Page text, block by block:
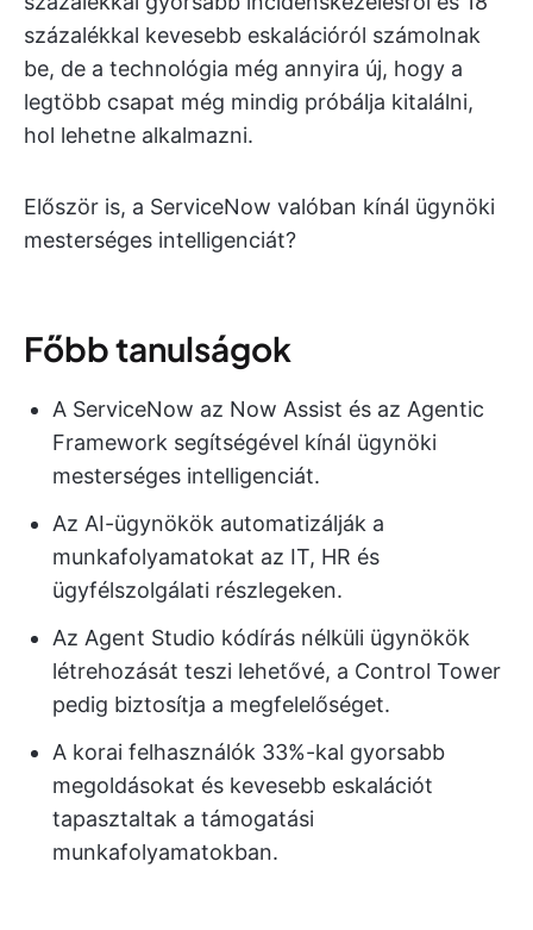
százalékkal kevesebb eskalációról számolnak
be, de a technológia még annyira új, hogy a
legtöbb csapat még mindig próbálja kitalálni,
hol lehetne alkalmazni.
Először is, a ServiceNow valóban kínál ügynöki
mesterséges intelligenciát?
Főbb tanulságok
A ServiceNow az Now Assist és az Agentic
Framework segítségével kínál ügynöki
mesterséges intelligenciát.
Az AI-ügynökök automatizálják a
munkafolyamatokat az IT, HR és
ügyfélszolgálati részlegeken.
Az Agent Studio kódírás nélküli ügynökök
létrehozását teszi lehetővé, a Control Tower
pedig biztosítja a megfelelőséget.
A korai felhasználók 33%-kal gyorsabb
megoldásokat és kevesebb eskalációt
tapasztaltak a támogatási
munkafolyamatokban.